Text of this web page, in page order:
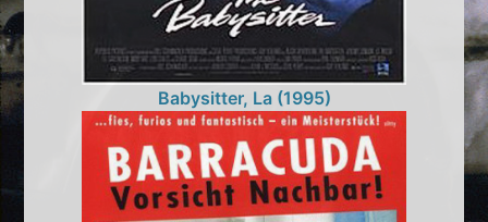
Babysitter, La (1995)